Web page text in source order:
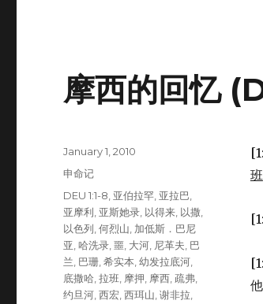
摩西的回忆
班
他
Posted
on
January 1, 2010
Categories
申命记
Tags
DEU 1:1-8 亚伯拉罕 亚拉巴
亚摩利 亚斯她录 以得来 以撒
以色列 ,何烈山 加低斯．巴尼
亚 ,哈洗录 ,噩 大河 尼革夫 巴
兰 巴珊 ,希实本 ,幼发拉底河
底撒哈 ,拉班 摩押 摩西 ,疏弗
约旦河 ,西宏 ,西珥山 ,谢非拉